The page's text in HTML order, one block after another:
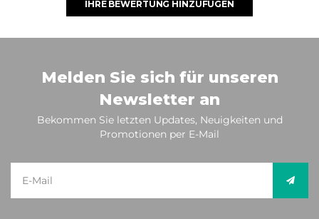
IHRE BEWERTUNG HINZUFÜGEN
Melden Sie sich für unseren
Newsletter an
Bekommen Sie letzten Updates, Neuigkeiten und
Promotionen per E-Mail